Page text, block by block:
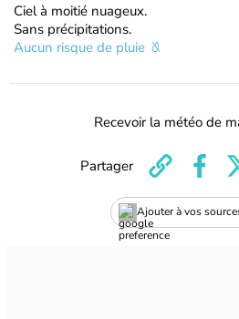
Ciel à moitié nuageux.
Sans précipitations.
Aucun risque de pluie
Recevoir la météo de
Ajouter à vos
Partager